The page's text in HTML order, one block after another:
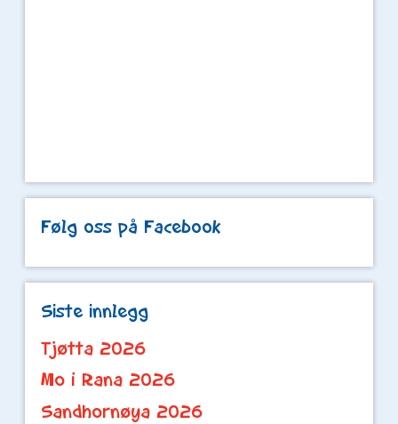
Følg oss på Facebook
Siste innlegg
Tjøtta 2026
Mo i Rana 2026
Sandhornøya 2026